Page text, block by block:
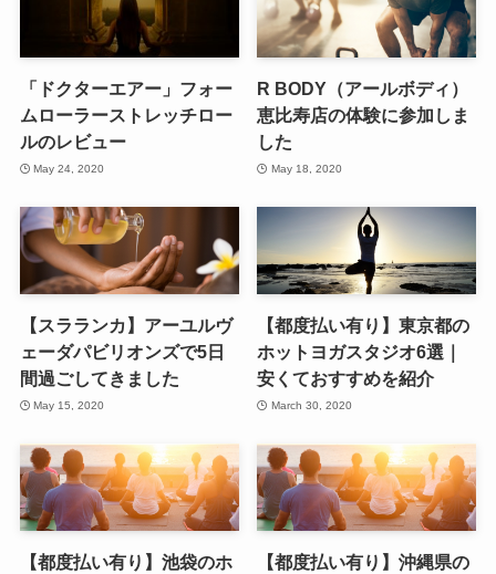
「ドクターエアー」フォー
ムローラーストレッチロー
ルのレビュー
May 24, 2020
R BODY（アールボディ）
恵比寿店の体験に参加しま
した
May 18, 2020
【スラランカ】アーユルヴ
ェーダパビリオンズで5日
間過ごしてきました
May 15, 2020
【都度払い有り】東京都の
ホットヨガスタジオ6選｜
安くておすすめを紹介
March 30, 2020
【都度払い有り】池袋のホ
【都度払い有り】沖縄県の